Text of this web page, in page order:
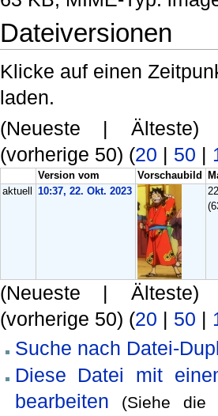
Dateiversionen
Klicke auf einen
laden.
(Neueste | Älteste)
(vorherige 50) (20 | 50 |
Version vom Vorschaubild
aktuell
10:37, 22. Okt. 2023
(Neueste | Älteste)
(vorherige 50) (20 | 50 |
Suche nach Datei-
Diese Datei mit
bearbeiten
(Siehe die